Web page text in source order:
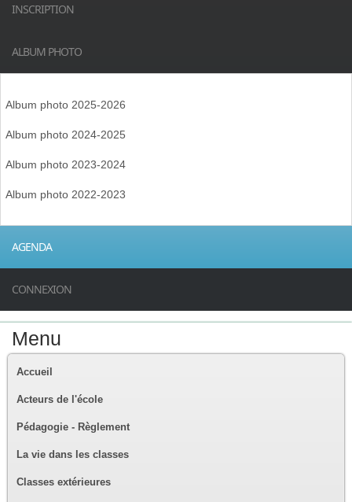
INSCRIPTION
ALBUM PHOTO
Album photo 2025-2026
Album photo 2024-2025
Album photo 2023-2024
Album photo 2022-2023
AGENDA
CONNEXION
Menu
Accueil
Acteurs de l'école
Pédagogie - Règlement
La vie dans les classes
Classes extérieures